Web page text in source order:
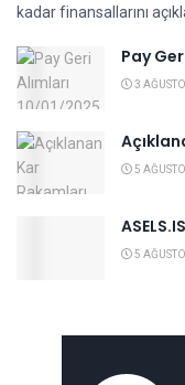
kadar finansallarını
Pay
3
5
5